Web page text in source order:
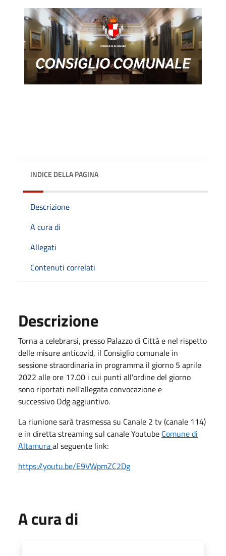
INDICE DELLA PAGINA
Descrizione
A cura di
Allegati
Contenuti correlati
Descrizione
Torna a celebrarsi, presso Palazzo di Città e nel rispetto
delle misure anticovid, il Consiglio comunale in
sessione straordinaria in programma il giorno 5 aprile
2022 alle ore 17.00 i cui punti all'ordine del giorno
sono riportati nell'allegata convocazione e
successivo Odg aggiuntivo.
La riunione saràtrasmessa su Canale 2 tv (canale 114)
e in diretta streaming sul canale Youtube Comune di
Altamuraal seguente link:
https://youtu.be/E9VWpmZC2Dg
A cura di